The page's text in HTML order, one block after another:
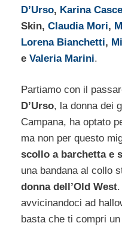
D’Urso, Karina
Skin, Claudia Mori,
Lorena Bianchetti,
e Valeria Marini.
Partiamo con il
D’Urso, la donna dei
Campana, ha optato
ma non per questo
scollo a barchetta e
una bandana al collo
donna dell’Old West
avvicinandoci ad
basta che ti compri